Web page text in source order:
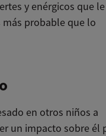
y enérgicos que le
más probable que lo
en otros niños a
un impacto sobre él